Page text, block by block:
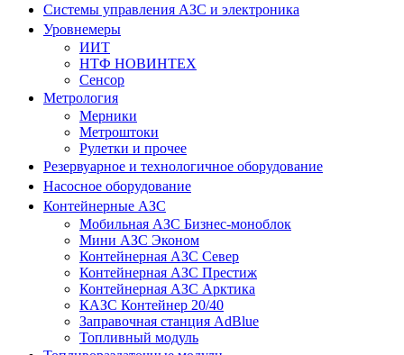
Системы управления АЗС и электроника
Уровнемеры
ИИТ
НТФ НОВИНТЕХ
Сенсор
Метрология
Мерники
Метроштоки
Рулетки и прочее
Резервуарное и технологичное оборудование
Насосное оборудование
Контейнерные АЗС
Мобильная АЗС Бизнес-моноблок
Мини АЗС Эконом
Контейнерная АЗС Север
Контейнерная АЗС Престиж
Контейнерная АЗС Арктика
КАЗС Контейнер 20/40
Заправочная станция AdBlue
Топливный модуль